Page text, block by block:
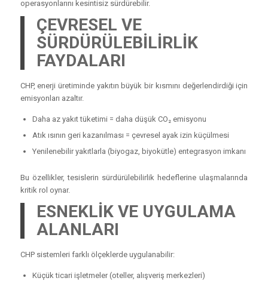
operasyonlarını kesintisiz sürdürebilir.
ÇEVRESEL VE
SÜRDÜRÜLEBİLİRLİK
FAYDALARI
CHP, enerji üretiminde yakıtın büyük bir kısmını değerlendirdiği için
emisyonları azaltır.
Daha az yakıt tüketimi = daha düşük CO₂ emisyonu
Atık ısının geri kazanılması = çevresel ayak izin küçülmesi
Yenilenebilir yakıtlarla (biyogaz, biyokütle) entegrasyon imkanı
Bu özellikler, tesislerin sürdürülebilirlik hedeflerine ulaşmalarında
kritik rol oynar.
ESNEKLİK VE UYGULAMA
ALANLARI
CHP sistemleri farklı ölçeklerde uygulanabilir:
Küçük ticari işletmeler (oteller, alışveriş merkezleri)